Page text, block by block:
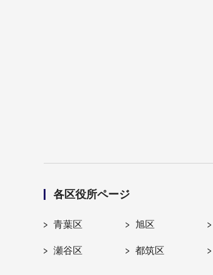
各区役所ページ
青葉区 旭区
瀬谷区 都筑区